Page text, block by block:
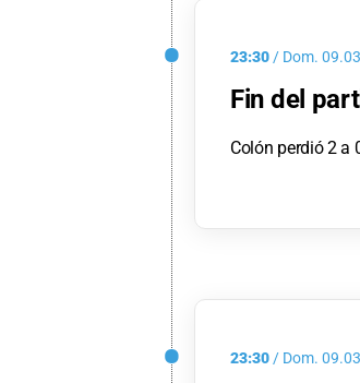
23:30 / Dom.
Fin del
Colón perdió 2 a
23:30 / Dom.